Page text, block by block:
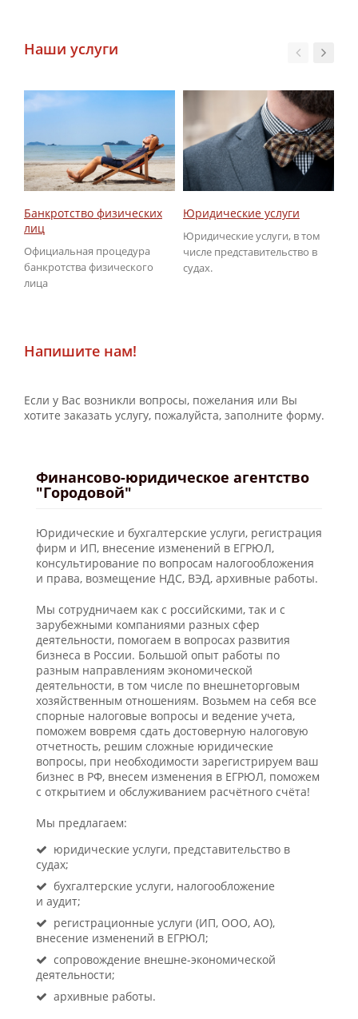
Наши услуги
Банкротство физических
лиц
Официальная процедура
банкротства физического
лица
Юридические услуги
Юридические услуги, в том
числе представительство в
судах.
Напишите нам!
Если у Вас возникли вопросы, пожелания или Вы
хотите заказать услугу, пожалуйста, заполните форму.
Финансово-юридическое агентство
"Городовой"
Юридические и бухгалтерские услуги, регистрация
фирм и ИП, внесение изменений в ЕГРЮЛ,
консультирование по вопросам налогообложения
и права, возмещение НДС, ВЭД, архивные работы.
Мы сотрудничаем как с российскими, так и с
зарубежными компаниями разных сфер
деятельности, помогаем в вопросах развития
бизнеса в России. Большой опыт работы по
разным направлениям экономической
деятельности, в том числе по внешнеторговым
хозяйственным отношениям. Возьмем на себя все
спорные налоговые вопросы и ведение учета,
поможем вовремя сдать достоверную налоговую
отчетность, решим сложные юридические
вопросы, при необходимости зарегистрируем ваш
бизнес в РФ, внесем изменения в ЕГРЮЛ, поможем
с открытием и обслуживанием расчётного счёта!
Мы предлагаем:
юридические услуги, представительство в
судах;
бухгалтерские услуги, налогообложение
и аудит;
регистрационные услуги (ИП, ООО, АО),
внесение изменений в ЕГРЮЛ;
сопровождение внешне-экономической
деятельности;
архивные работы.